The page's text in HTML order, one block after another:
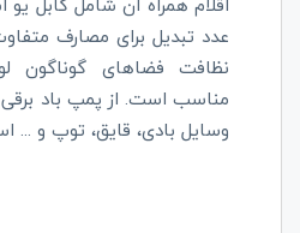
نظافت فضاهای گوناگون
مناسب است. از پمپ باد برقی
وسایل بادی، قایق، توپ و ...